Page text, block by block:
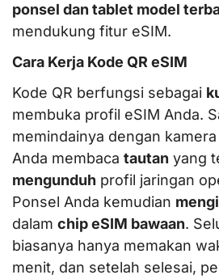
ponsel dan tablet model
mendukung fitur eSIM.
Cara Kerja Kode QR eSIM
Kode QR berfungsi sebagai
membuka profil eSIM Anda.
memindainya dengan
Anda membaca tautan yang
mengunduh profil jaringan
Ponsel Anda kemudian
dalam chip eSIM bawaan.
biasanya hanya memakan
menit, dan setelah selesai,